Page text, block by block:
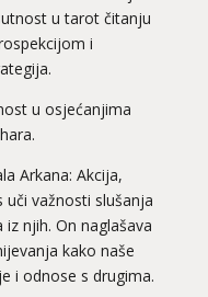
u tarot čitanju
i
u osjećanjima
Arkana: Akcija,
uči važnosti slušanja
njih. On naglašava
kako naše
i odnose s drugima.